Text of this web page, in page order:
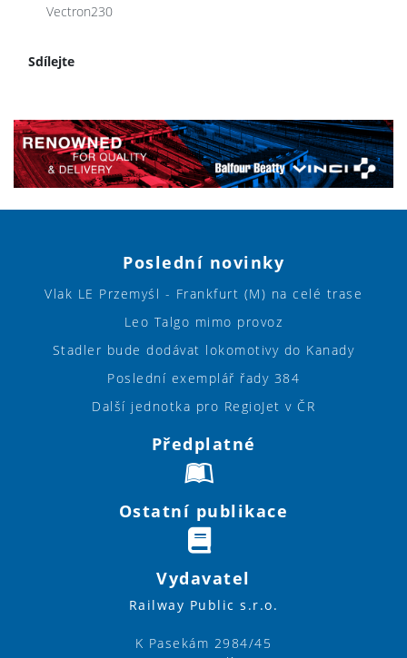
Vectron230
Sdílejte
Poslední novinky
Vlak LE Przemyśl - Frankfurt (M) na celé trase
Leo Talgo mimo provoz
Stadler bude dodávat lokomotivy do Kanady
Poslední exemplář řady 384
Další jednotka pro RegioJet v ČR
Předplatné
Ostatní publikace
Vydavatel
Railway Public s.r.o.
K Pasekám 2984/45